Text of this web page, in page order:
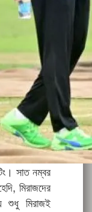
সাত নম্বর
মিরাজদের
শুধু মিরাজই